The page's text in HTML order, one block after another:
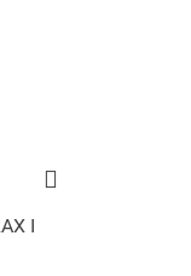
I